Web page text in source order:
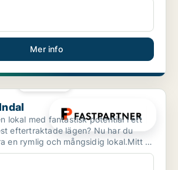
Mer info
lokal med fantastisk potential i ett
eftertraktade lägen? Nu har du
en rymlig och mångsidig lokal.Mitt i